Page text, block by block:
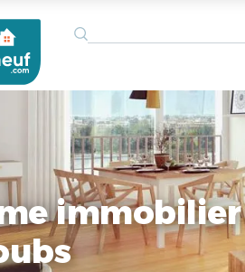
immobilier